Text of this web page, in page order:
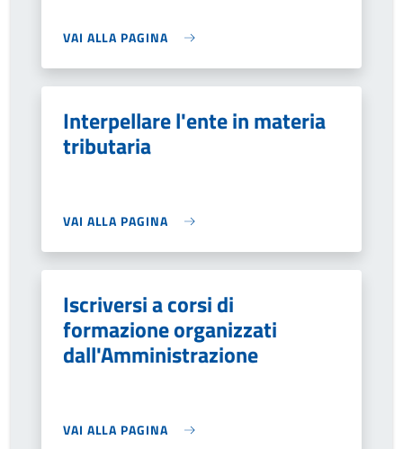
VAI ALLA PAGINA
Interpellare l'ente in materia
tributaria
VAI ALLA PAGINA
Iscriversi a corsi di
formazione organizzati
dall'Amministrazione
VAI ALLA PAGINA